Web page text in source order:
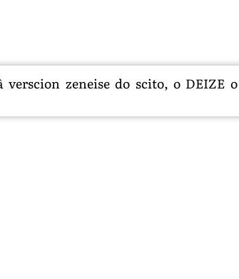
verscion zeneise do scito, o